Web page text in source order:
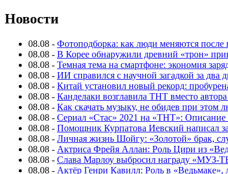
Новости
08.08 - Фотоподборка: как люди меняются
08.08 - В Корее обнаружили древний «трон»
08.08 - Темная тема на смартфоне: экономия
08.08 - ИИ справился с научной загадкой за два
08.08 - Китай установил новый рекорд:
08.08 - Канделаки возглавила ТНТ вместо
08.08 - Как скачать музыку, не обидев при этом
08.08 - Сериал «Стас» 2021 на «ТНТ»: Описание
08.08 - Помощник Курпатова Иевский написал
08.08 - Личная жизнь Шойгу: «Золотой» брак,
08.08 - Актриса Фрейя Аллан: Роль Цири из
08.08 - Слава Марлоу выбросил награду «МУЗ-
08.08 - Актёр Генри Кавилл: Роль в «Ведьмаке»,